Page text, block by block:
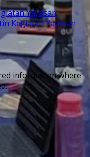
Yayasan
Kegiatan Yayasan
information where